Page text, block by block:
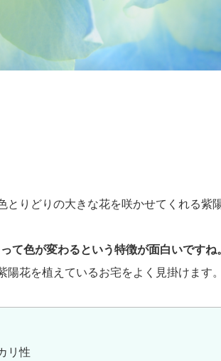
とりどりの大きな花を咲かせてくれる紫
て色が変わるという特徴が面白いですね。
陽花を植えているお宅をよく見掛けます。
リ性